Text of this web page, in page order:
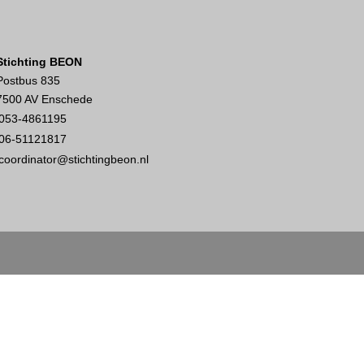
BEON
835
AV Enschede
4861195
51121817